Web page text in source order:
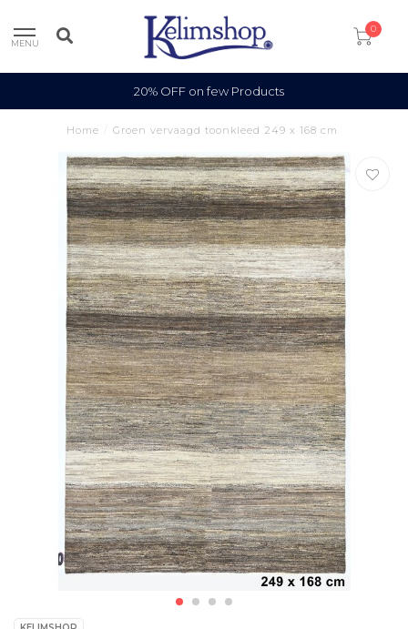
MENU
0
20% OFF on few Products
Home Groen vervaagd toonkleed 249 x 168 cm